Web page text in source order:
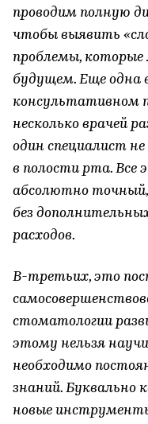
проводим полную
чтобы выявить
проблемы, которые
будущем. Еще
консультативном
несколько врачей
один специалист
в полости рта. Все
абсолютно
без
расходов.
В-третьих, это
стоматологии
этому нельзя
необходимо
знаний. Буквально
новые